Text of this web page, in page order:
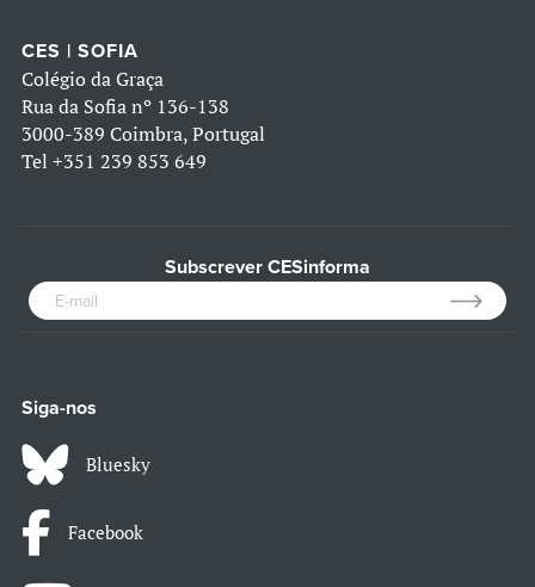
CES | SOFIA
Colégio da Graça
Rua da Sofia nº 136-138
3000-389 Coimbra, Portugal
Tel +351 239 853 649
Subscrever CESinforma
Siga-nos
Bluesky
Facebook